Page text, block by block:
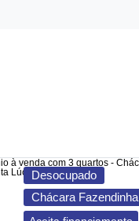
Desocupado
Chácara Fazendinha